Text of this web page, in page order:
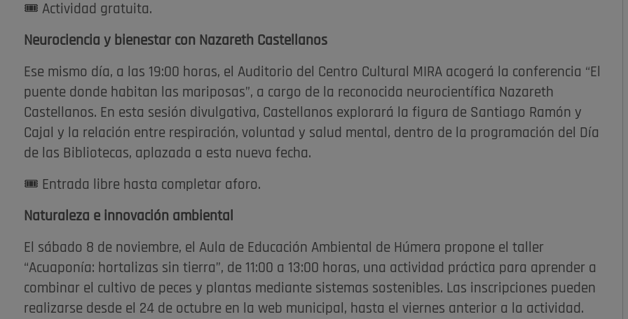
🎟️ Actividad gratuita.
Neurociencia y bienestar con Nazareth Castellanos
Ese mismo día, a las 19:00 horas, el Auditorio del Centro Cultural MIRA acogerá la conferencia “El
puente donde habitan las mariposas”, a cargo de la reconocida neurocientífica Nazareth
Castellanos. En esta sesión divulgativa, Castellanos explorará la figura de Santiago Ramón y
Cajal y la relación entre respiración, voluntad y salud mental, dentro de la programación del Día
de las Bibliotecas, aplazada a esta nueva fecha.
🎟️ Entrada libre hasta completar aforo.
Naturaleza e innovación ambiental
El sábado 8 de noviembre, el Aula de Educación Ambiental de Húmera propone el taller
“Acuaponía: hortalizas sin tierra”, de 11:00 a 13:00 horas, una actividad práctica para aprender a
combinar el cultivo de peces y plantas mediante sistemas sostenibles. Las inscripciones pueden
realizarse desde el 24 de octubre en la web municipal, hasta el viernes anterior a la actividad.